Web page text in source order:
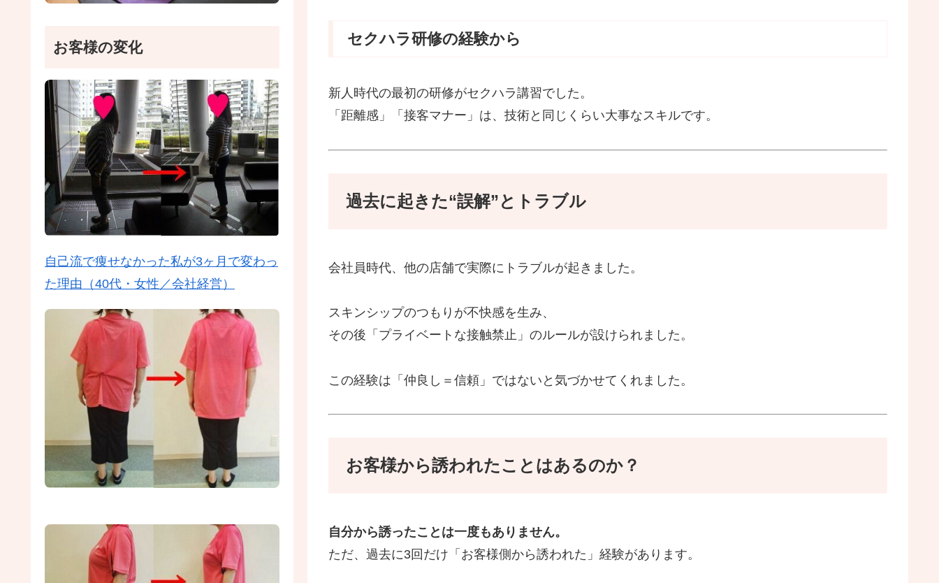
セクハラ研修の経験から
新人時代の最初の研修がセクハラ講習でした。
「距離感」「接客マナー」は、技術と同じくらい大事なスキルです。
過去に起きた“誤解”とトラブル
会社員時代、他の店舗で実際にトラブルが起きました。
スキンシップのつもりが不快感を生み、
その後「プライベートな接触禁止」のルールが設けられました。
この経験は「仲良し＝信頼」ではないと気づかせてくれました。
お客様から誘われたことはあるのか？
自分から誘ったことは一度もありません。
ただ、過去に3回だけ「お客様側から誘われた」経験があります。
お客様の変化
自己流で痩せなかった私が3ヶ月で変わっ
た理由（40代・女性／会社経営）